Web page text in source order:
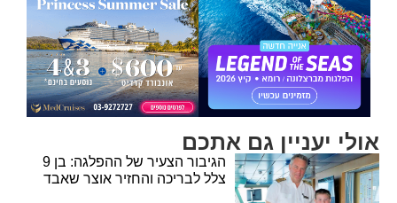
אולי יעניין גם אתכם
הגיבור הצעיר של ההפלגה: בן 9
צלל לבריכה והחזיר אוצר שאבד